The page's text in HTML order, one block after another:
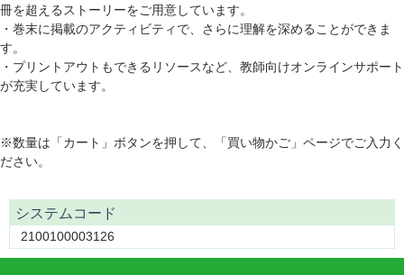
冊を超えるストーリーをご用意しています。
・巻末に掲載のアクティビティで、さらに理解を深めることができま
す。
・プリントアウトもできるリソースなど、教師向けオンラインサポート
が充実しています。
※数量は「カート」ボタンを押して、「買い物かご」ページでご入力く
ださい。
システムコード
2100100003126